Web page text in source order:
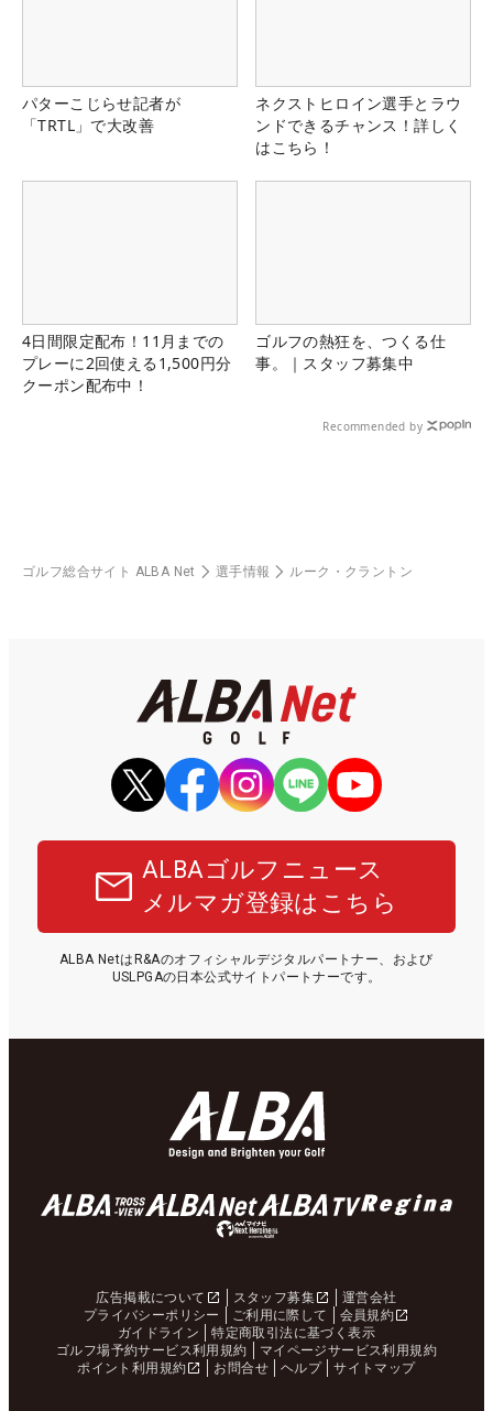
パターこじらせ記者が
「TRTL」で大改善
ネクストヒロイン選手とラウ
ンドできるチャンス！詳しく
はこちら！
4日間限定配布！11月までの
プレーに2回使える1,500円分
クーポン配布中！
ゴルフの熱狂を、つくる仕
事。｜スタッフ募集中
Recommended by
ゴルフ総合サイト ALBA Net 選手情報 ルーク・クラントン
ALBAゴルフニュース
メルマガ登録はこちら
ALBA NetはR&Aのオフィシャルデジタルパートナー、および
USLPGAの日本公式サイトパートナーです。
広告掲載について スタッフ募集
運営会社
プライバシーポリシー
ご利用に際して
会員規約
ガイドライン
特定商取引法に基づく表示
ゴルフ場予約サービス利用規約
マイページサービス利用規約
ポイント利用規約
お問合せ ヘルプ サイトマップ